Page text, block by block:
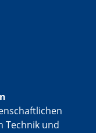
Technik und